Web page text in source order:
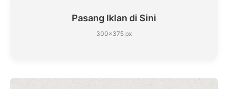
Pasang Iklan di Sini
300×375 px